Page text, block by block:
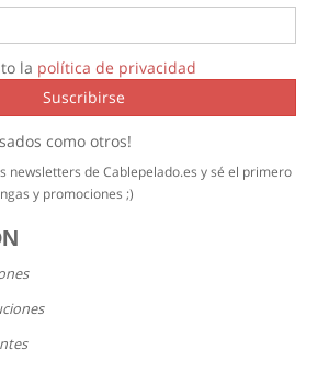
la política de privacidad
Suscribirse
como otros!
newsletters de Cablepelado.es y sé el primero
y promociones ;)